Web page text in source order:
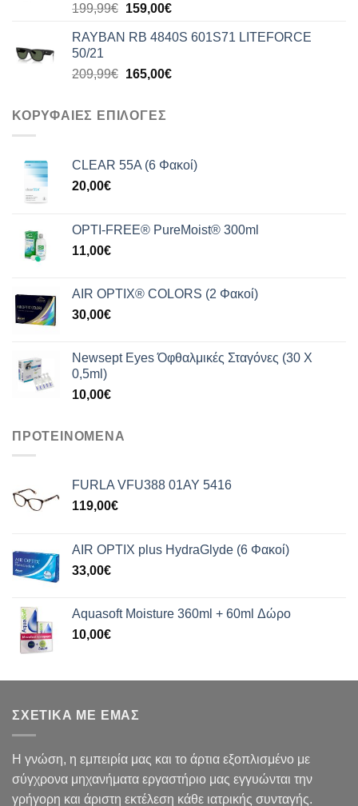
199,99€ Original
was:
159,00€Η
τιμή
159,00€.
RAYBAN RB 4840S 601S71 LITEFORCE
50/21
209,99€ Original
209,99€.
165,00€Η
ΚΟΡΥΦΑΙΕΣ ΕΠΙΛΟΓΕΣ
CLEAR 55A (6 Φακοί)
20,00€
OPTI-FREE® PureMoist® 300ml
11,00€
AIR OPTIX® COLORS (2 Φακοί)
30,00€
Newsept Eyes Όφθαλμικές Σταγόνες (30 Χ
0,5ml)
10,00€
ΠΡΟΤΕΙΝΟΜΕΝΑ
FURLA VFU388 01AY 5416
119,00€
AIR OPTIX plus HydraGlyde (6 Φακοί)
33,00€
Aquasoft Moisture 360ml + 60ml Δώρο
10,00€
ΣΧΕΤΙΚΑ ΜΕ ΕΜΑΣ
Η γνώση, η εμπειρία μας και το άρτια εξοπλισμένο με
σύγχρονα μηχανήματα εργαστήριο μας εγγυώνται την
γρήγορη και άριστη εκτέλεση κάθε ιατρικής συνταγής.